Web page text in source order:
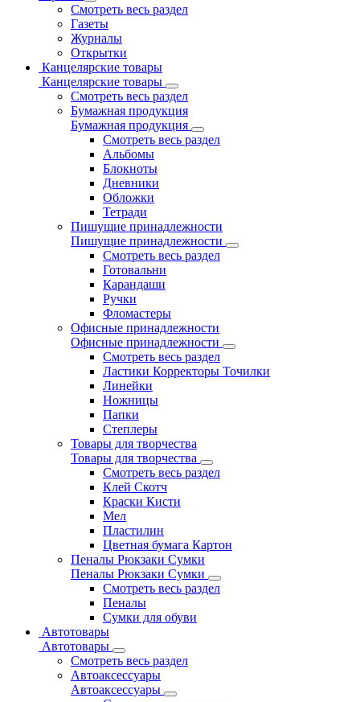
Смотреть весь раздел
Газеты
Журналы
Открытки
Канцелярские товары
Канцелярские товары
Смотреть весь раздел
Бумажная продукция
Бумажная продукция
Смотреть весь раздел
Альбомы
Блокноты
Дневники
Обложки
Тетради
Пишущие принадлежности
Пишущие принадлежности
Смотреть весь раздел
Готовальни
Карандаши
Ручки
Фломастеры
Офисные принадлежности
Офисные принадлежности
Смотреть весь раздел
Ластики Корректоры Точилки
Линейки
Ножницы
Папки
Степлеры
Товары для творчества
Товары для творчества
Смотреть весь раздел
Клей Скотч
Краски Кисти
Мел
Пластилин
Цветная бумага Картон
Пеналы Рюкзаки Сумки
Пеналы Рюкзаки Сумки
Смотреть весь раздел
Пеналы
Сумки для обуви
Автотовары
Автотовары
Смотреть весь раздел
Автоаксессуары
Автоаксессуары